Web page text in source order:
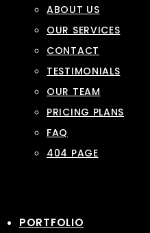
ABOUT US
OUR SERVICES
CONTACT
TESTIMONIALS
OUR TEAM
PRICING PLANS
FAQ
404 PAGE
PORTFOLIO